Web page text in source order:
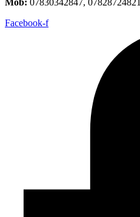
Mob: 07830342847, 07828724821
Facebook-f